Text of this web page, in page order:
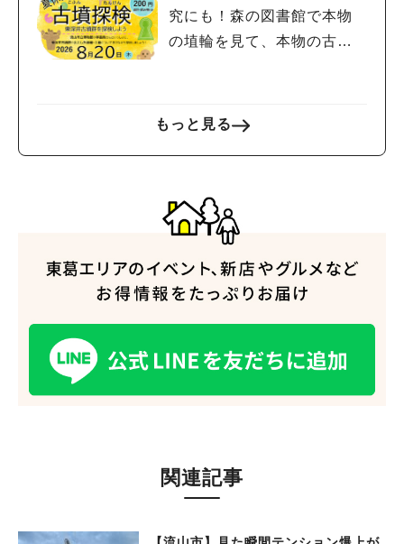
究にも！森の図書館で本物
の埴輪を見て、本物の古墳
もっと見る
関連記事